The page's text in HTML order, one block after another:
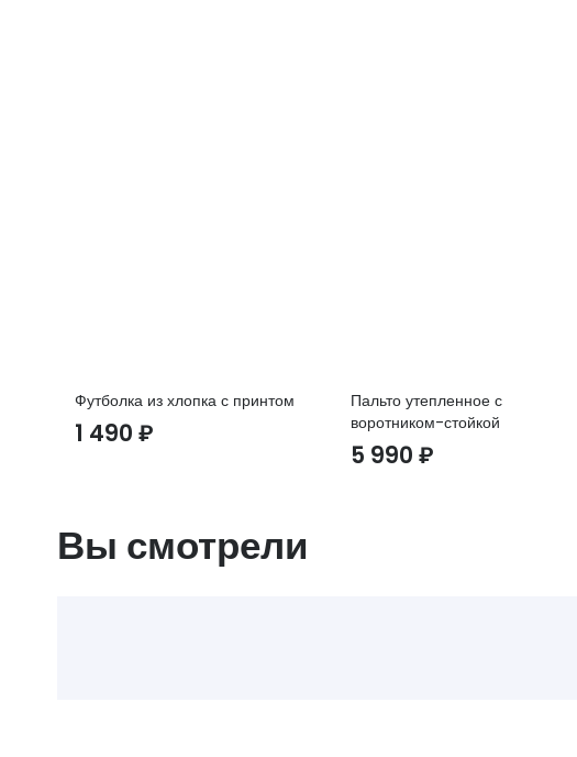
Футболка из хлопка с принтом
1 490 ₽
Пальто утепленное с
воротником-стойкой
5 990₽
Вы смотрели